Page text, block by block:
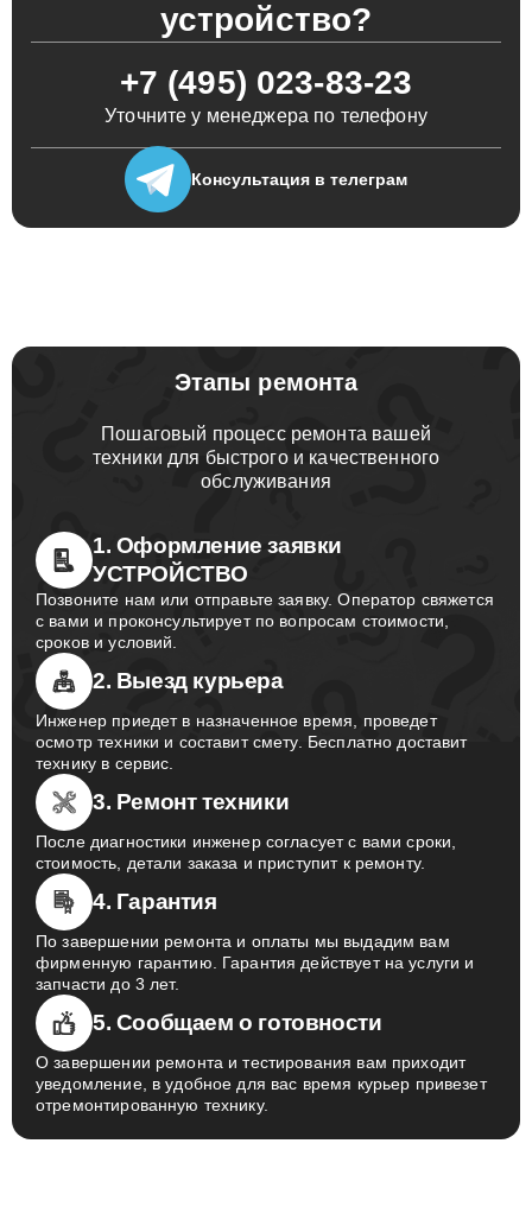
устройство?
+7 (495) 023-83-23
Уточните у менеджера по телефону
Консультация в телеграм
Этапы ремонта
Пошаговый процесс ремонта вашей
техники для быстрого и качественного
обслуживания
1. Оформление заявки
УСТРОЙСТВО
Позвоните нам или отправьте заявку. Оператор свяжется
с вами и проконсультирует по вопросам стоимости,
сроков и условий.
2. Выезд курьера
Инженер приедет в назначенное время, проведет
осмотр техники и составит смету. Бесплатно доставит
технику в сервис.
3. Ремонт техники
После диагностики инженер согласует с вами сроки,
стоимость, детали заказа и приступит к ремонту.
4. Гарантия
По завершении ремонта и оплаты мы выдадим вам
фирменную гарантию. Гарантия действует на услуги и
запчасти до 3 лет.
5. Сообщаем о готовности
О завершении ремонта и тестирования вам приходит
уведомление, в удобное для вас время курьер привезет
отремонтированную технику.